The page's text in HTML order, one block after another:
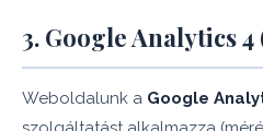
3. Google Analytics 4
Weboldalunk a Google